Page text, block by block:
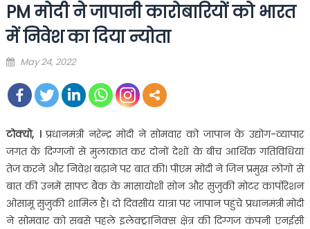
PM मोदी ने जापानी कारोबारियों को भारत
में निवेश का दिया न्योता
Posted
May 24, 2022
टोक्यो, ।प्रधानमंत्री नरेन्द्र मोदी ने सोमवार को जापान के उद्योग-व्यापार
जगत के दिग्गजों से मुलाकात कर दोनों देशों के बीच आर्थिक गतिविधियां
तेज करने और निवेश बढ़ाने पर बात की। पीएम मोदी ने जिन प्रमुख लोगों से
बात की उनमें साफ्ट बैंक के मासायोशी सोन और सुजुकी मोटर कार्पोरेशन
ओसामू सुजुकी शामिल हैं। दो दिवसीय यात्रा पर जापान पहुंचे प्रधानमंत्री मोदी
ने सोमवार को सबसे पहले इलेक्ट्रानिक्स क्षेत्र की दिग्गज कंपनी एनईसी